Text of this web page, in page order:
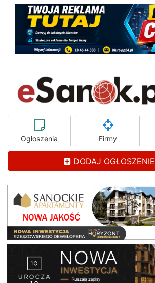
Ogłoszenia Firmy
DODAJ OGŁOSZENIE